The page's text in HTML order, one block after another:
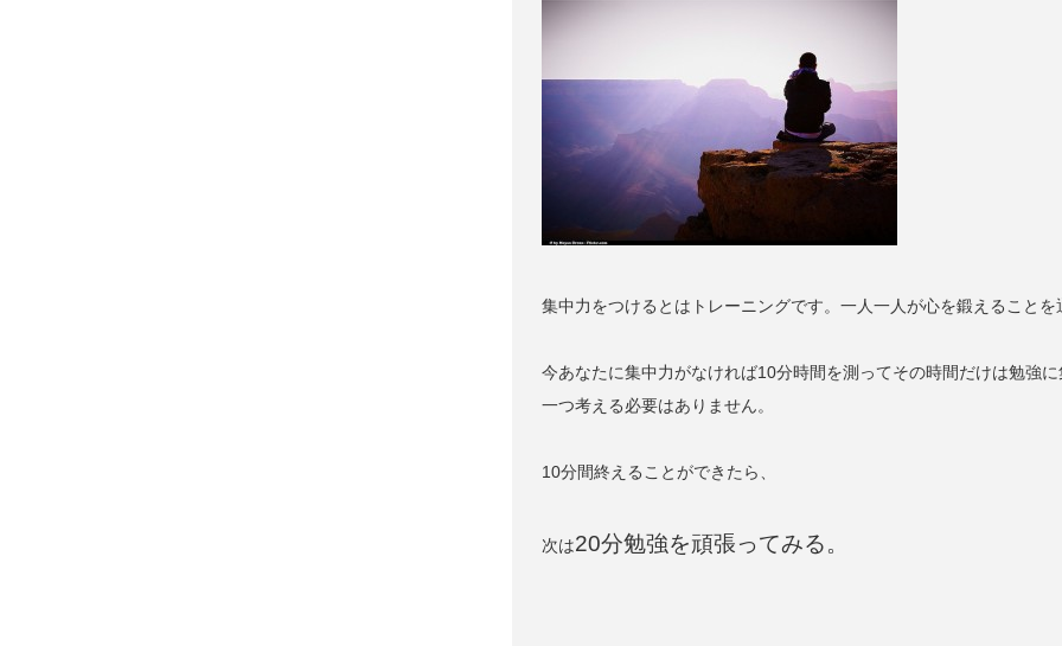
集中力をつけるとはトレーニングです。一人一人が心を鍛えること
今あなたに集中力がなければ10分時間を測ってその時間だけは勉強
一つ考える必要はありません。
10分間終えることができたら、
次は20分勉強を頑張ってみる。